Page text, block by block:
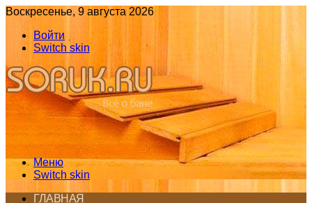
Воскресенье, 9 августа 2026
Войти
Switch skin
Меню
Switch skin
ГЛАВНАЯ